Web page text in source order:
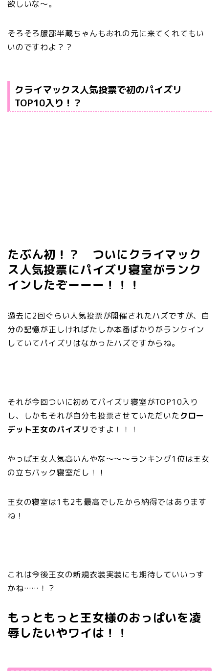
欲しいな～。
そろそろ服部半蔵ちゃんもおれの元に来てくれてもい
いのですわよ？？
クライマックス人気投票で初のパイズリ
TOP10入り！？
たぶん初！？ ついにクライマック
ス人気投票にパイズリ寝室がランク
インしたぞーーー！！！
過去に2回ぐらい人気投票が開催されたハズですが、自
分の記憶が正しければたしか本番ばかりがランクイン
していてパイズリはなかったハズですからね。
それが今回ついに初めてパイズリ寝室がTOP10入り
し、しかもそれが自分も投票させていただいたクロー
デット王女のパイズリですよ！！！
やっぱ王女人気高いんやな～～～ランキング1位は王女
の立ちバック寝室だし！！
王女の寝室は1も2も最高でしたから納得ではあります
ね！
これは今後王女の新規衣装実装にも期待していいっす
かね……！？
もっともっと王女様のおっぱいを凌
辱したいやワイは！！